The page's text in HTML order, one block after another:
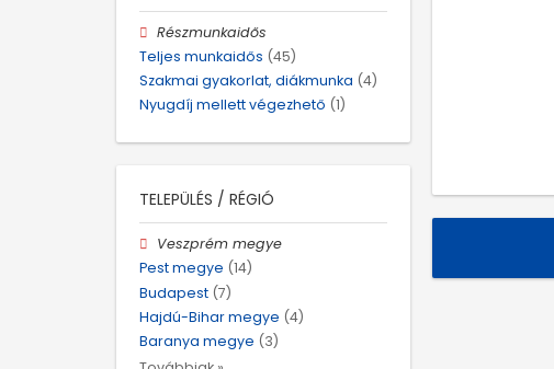
Részmunkaidős
Teljes munkaidős (45)
Szakmai gyakorlat, diákmunka (4)
Nyugdíj mellett végezhető (1)
TELEPÜLÉS / RÉGIÓ
Veszprém megye
Pest megye (14)
Budapest (7)
Hajdú-Bihar megye (4)
Baranya megye (3)